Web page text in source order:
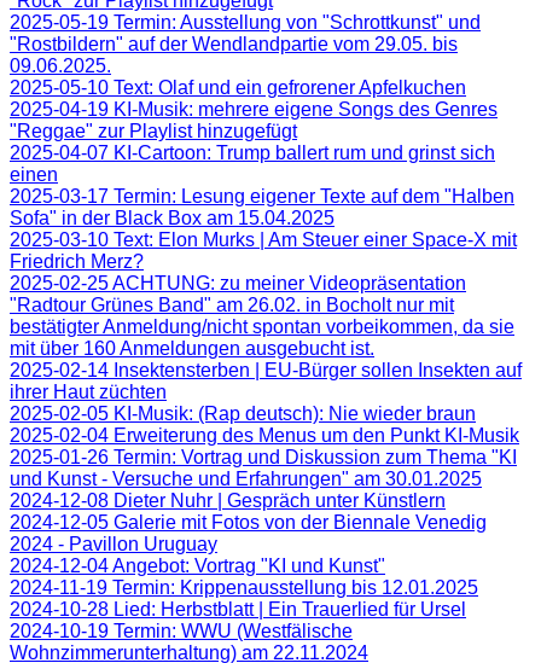
2025-05-19 Termin: Ausstellung von "Schrottkunst" und
"Rostbildern" auf der Wendlandpartie vom 29.05. bis
09.06.2025.
2025-05-10 Text: Olaf und ein gefrorener Apfelkuchen
2025-04-19 KI-Musik: mehrere eigene Songs des Genres
"Reggae" zur Playlist hinzugefügt
2025-04-07 KI-Cartoon: Trump ballert rum und grinst sich
einen
2025-03-17 Termin: Lesung eigener Texte auf dem "Halben
Sofa" in der Black Box am 15.04.2025
2025-03-10 Text: Elon Murks | Am Steuer einer Space-X mit
Friedrich Merz?
2025-02-25 ACHTUNG: zu meiner Videopräsentation
"Radtour Grünes Band" am 26.02. in Bocholt nur mit
bestätigter Anmeldung/nicht spontan vorbeikommen, da sie
mit über 160 Anmeldungen ausgebucht ist.
2025-02-14 Insektensterben | EU-Bürger sollen Insekten auf
ihrer Haut züchten
2025-02-05 KI-Musik: (Rap deutsch): Nie wieder braun
2025-02-04 Erweiterung des Menus um den Punkt KI-Musik
2025-01-26 Termin: Vortrag und Diskussion zum Thema "KI
und Kunst - Versuche und Erfahrungen" am 30.01.2025
2024-12-08 Dieter Nuhr | Gespräch unter Künstlern
2024-12-05 Galerie mit Fotos von der Biennale Venedig
2024 - Pavillon Uruguay
2024-12-04 Angebot: Vortrag "KI und Kunst"
2024-11-19 Termin: Krippenausstellung bis 12.01.2025
2024-10-28 Lied: Herbstblatt | Ein Trauerlied für Ursel
2024-10-19 Termin: WWU (Westfälische
Wohnzimmerunterhaltung) am 22.11.2024